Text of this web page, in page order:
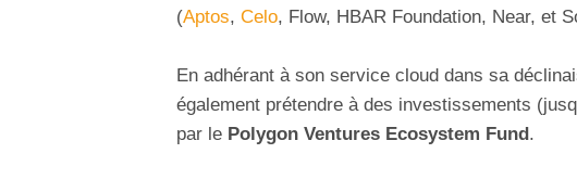
(Aptos, Celo, Flow, HBAR Foundation, Near, et
En adhérant à son service cloud dans sa
également prétendre à des investissements
par le Polygon Ventures Ecosystem Fund .